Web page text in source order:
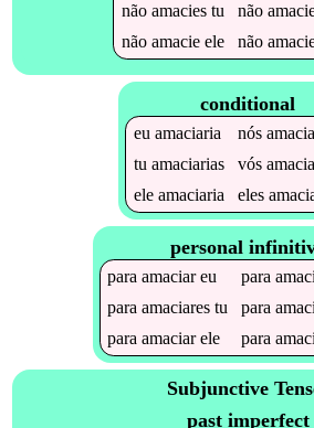
não amaciestu não
não amacieele não
conditional
eu amaciaria nós
tu amaciarias vós
ele amaciaria eles
personal
paraamaciareu para
paraamaciares tu para
paraamaciarele para
Subjunctive
past imperfect